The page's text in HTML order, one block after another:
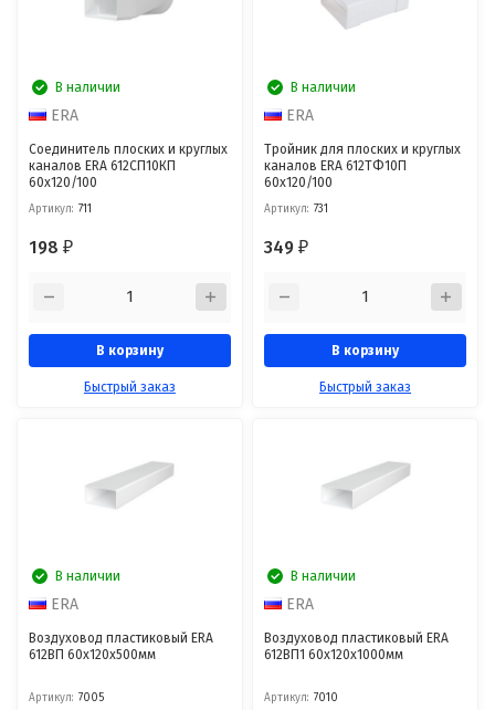
В наличии
ERA
Соединитель плоских и круглых
каналов ERA 612СП10КП
60х120/100
Артикул: 711
198₽
В корзину
Быстрый заказ
В наличии
ERA
Тройник для плоских и круглых
каналов ERA 612ТФ10П
60x120/100
Артикул: 731
349₽
В корзину
Быстрый заказ
В наличии
ERA
Воздуховод пластиковый ERA
612ВП 60x120x500мм
Артикул: 7005
В наличии
ERA
Воздуховод пластиковый ERA
612ВП1 60x120x1000мм
Артикул: 7010